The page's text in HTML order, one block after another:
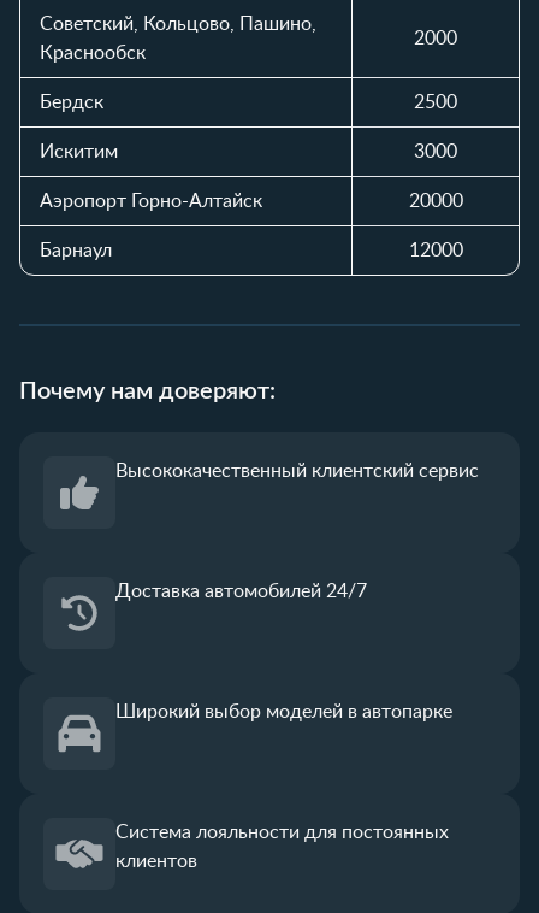
Советский, Кольцово, Пашино,
Краснообск
2000
Бердск 2500
Искитим 3000
Аэропорт Горно-Алтайск 20000
Барнаул 12000
Почему нам доверяют:
Высококачественный клиентский сервис
Доставка автомобилей 24/7
Широкий выбор моделей в автопарке
Система лояльности для постоянных
клиентов